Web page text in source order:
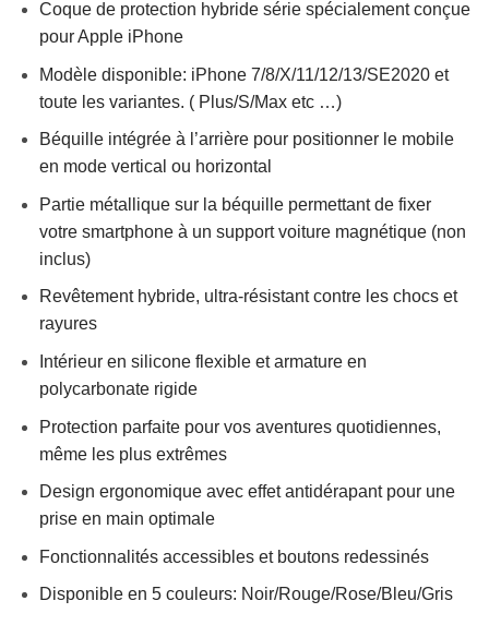
Coque de protection hybride série spécialement conçue
pour Apple iPhone
Modèle disponible: iPhone 7/8/X/11/12/13/SE2020 et
toute les variantes. ( Plus/S/Max etc …)
Béquille intégrée à l’arrière pour positionner le mobile
en mode vertical ou horizontal
Partie métallique sur la béquille permettant de fixer
votre smartphone à un support voiture magnétique (non
inclus)
Revêtement hybride, ultra-résistant contre les chocs et
rayures
Intérieur en silicone flexible et armature en
polycarbonate rigide
Protection parfaite pour vos aventures quotidiennes,
même les plus extrêmes
Design ergonomique avec effet antidérapant pour une
prise en main optimale
Fonctionnalités accessibles et boutons redessinés
Disponible en 5 couleurs: Noir/Rouge/Rose/Bleu/Gris